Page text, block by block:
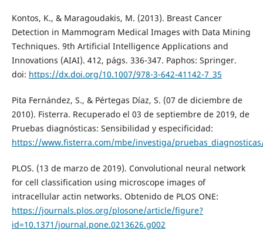
Kontos, K., & Maragoudakis, M. (2013). Breast Cancer
Detection in Mammogram Medical Images with Data Mining
Techniques. 9th Artificial Intelligence Applications and
Innovations (AIAI). 412, págs. 336-347. Paphos: Springer.
doi: https://dx.doi.org/10.1007/978-3-642-41142-7_35
Pita Fernández, S., & Pértegas Díaz, S. (07 de diciembre de
2010). Fisterra. Recuperado el 03 de septiembre de 2019, de
Pruebas diagnósticas: Sensibilidad y especificidad:
https://www.fisterra.com/mbe/investiga/
PLOS. (13 de marzo de 2019). Convolutional neural network
for cell classification using microscope images of
intracellular actin networks. Obtenido de PLOS ONE:
https://journals.plos.org/plosone/article/figure?
id=10.1371/journal.pone.0213626.g002